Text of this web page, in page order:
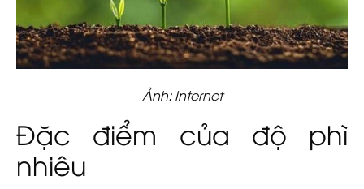
Ảnh: Internet
Đặc điểm của độ phì
nhiêu